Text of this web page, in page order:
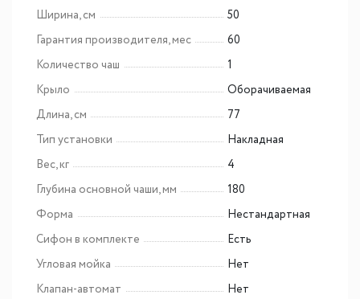
Ширина, см
50
Гарантия производителя, мес
60
Количество чаш
1
Крыло
Оборачиваемая
Длина, см
77
Тип установки
Накладная
Вес, кг
4
Глубина основной чаши, мм
180
Форма
Нестандартная
Сифон в комплекте
Есть
Угловая мойка
Нет
Клапан-автомат
Нет